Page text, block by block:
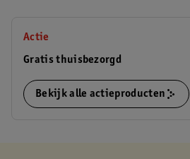
Actie
Gratis thuisbezorgd
Bekijk alle actieproducten